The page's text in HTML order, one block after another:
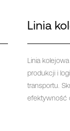
Linia
Linia
produkcji i
transportu.
efektywność